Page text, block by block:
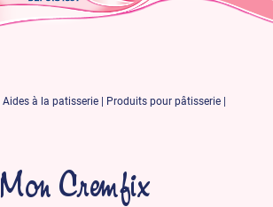
Aides à la patisserie Produits pour pâtisserie
Mon Cremfix